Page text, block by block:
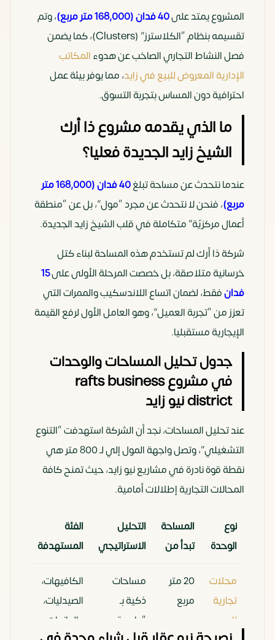
المساحة
الإجمالية
40 فدان 30 فدان
فلسفة
التصميم
انسيابية (رائف
فهمي) – نظام
الكلاسترز
عصري تقني
– يركز على
الذكية
تنوع
الوحدات
تجاري، إداري،
وطبي بنطاق
واسع
تجاري وإداري
وطبي
الاستلام 2028
2027
نظام السداد
10% مقدم –
تقسيط على 7.5
سنة
10% مقدم –
تقسيط على
المشروع يمتد على40 فدان (168,000 متر مربع)
، وتم
تقسيمه بنظام “الكلاسترز” (Clusters)، كما يضمن
فصل النشاط التجاري الصاخب عن هدوءالمكاتب
الإدارية المعروض للبيع في زايد، مما يوفر بيئة عمل
احترافية دون المساس بتجربة التسوق.
ما الذي يقدمه مشروع ذا أرك
الشيخ زايد الجديدة فعليا؟
عندما نتحدث عن مساحة تبلغ
40 فدان (168,000 متر
مربع)، فنحن لا نتحدث عن مجرد “مول”، بل عن “منطقة
أعمال مركزيّة” متكاملة في قلب الشيخ زايد الجديدة.
شركة ذا أرك لم تستخدم هذه المساحة لبناء كتل
خرسانية متلاصقة، بل خصصت المرحلة الأولى على15
فدانفقط، لضمان اتساع اللاندسكيب والممرات التي
تعزز من “تجربة العميل”، وهو العامل الأول لرفع القيمة
الإيجارية مستقبليا.
جدول تحليل المساحات والوحدات
في مشروع rafts business
district نيو زايد
عند تحليل المساحات، نجد أن الشركة استهدفت “التنوع
التشغيلي”، وتصل واجهة المول إلي لـ 800 متر هي
نقطة قوة نادرة في مشاريع نيو زايد، حيث تمنح كافة
المحالات التجارية إطلالات أمامية.
نوع
الوحدة
المساحة
تبدأ من
التحليل
الاستراتيجي
الفئة
المستهدفة
محلات
تجارية
للبيع
20 متر
مربع
مساحات
ذكية بـ
“واجهة
الكافيهات،
الصيدليات،
والبراندات